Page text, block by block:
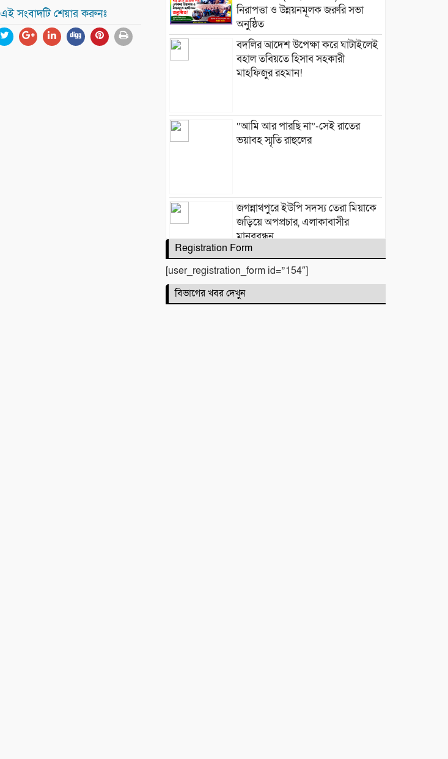
এই সংবাদটি শেয়ার করুনঃ
নিরাপত্তা ও উন্নয়নমূলক জরুরি সভা
অনুষ্ঠিত
বদলির আদেশ উপেক্ষা করে ঘাটাইলেই
বহাল তবিয়তে হিসাব সহকারী
মাহফিজুর রহমান!
“আমি আর পারছি না”-সেই রাতের
ভয়াবহ স্মৃতি রাহুলের
জগন্নাথপুরে ইউপি সদস্য তেরা মিয়াকে
জড়িয়ে অপপ্রচার, এলাকাবাসীর
মানববন্ধন
সিলেটে দুই বাসের মুখোমুখি সংঘর্ষে
নিহত ৯
Registration Form
[user_registration_form id=”154″]
বিভাগের খবর দেখুন